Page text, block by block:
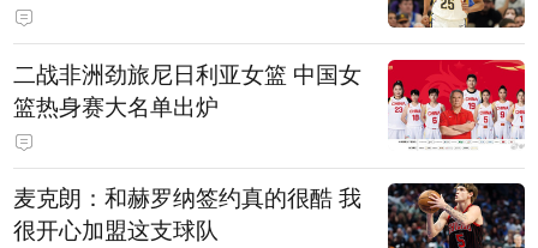
二战非洲劲旅尼日利亚女篮 中国女
篮热身赛大名单出炉
麦克朗：和赫罗纳签约真的很酷 我
很开心加盟这支球队